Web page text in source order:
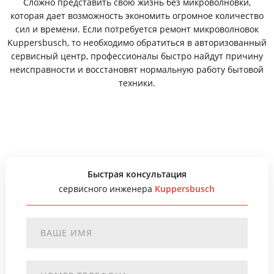
которая дает возможность экономить огромное количество
сил и времени. Если потребуется ремонт микроволновок
Kuppersbusch, то необходимо обратиться в авторизованный
сервисный центр, профессионалы быстро найдут причину
неисправности и восстановят нормальную работу бытовой
техники.
Быстрая консультация
сервисного инженера Kuppersbusch